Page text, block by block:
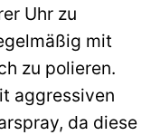
Uhr zu
mit
zu polieren.
aggressiven
da diese